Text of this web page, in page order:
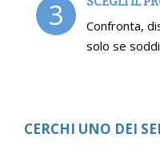
3
Confronta,
solo se
CERCHI UNO DEI